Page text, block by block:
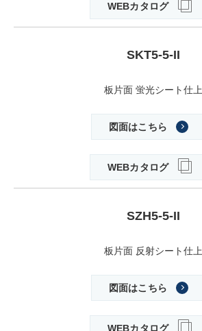
WEBカタログ
SKT5-5-II
板片面 蛍光シート仕上
図面はこちら
WEBカタログ
SZH5-5-II
板片面 反射シート仕上
図面はこちら
WEBカタログ